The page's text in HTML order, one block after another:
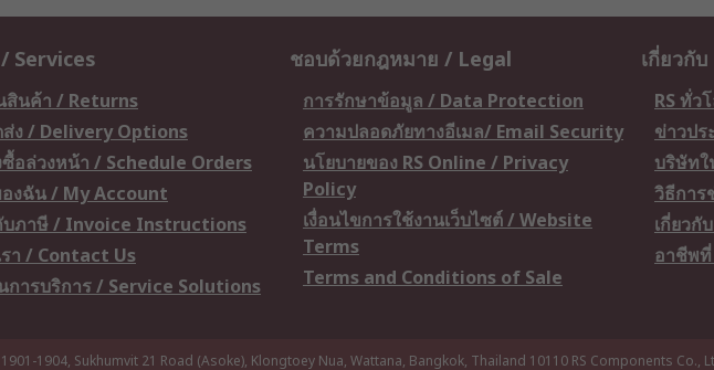
Services
สินค้า / Returns
ส่ง / Delivery Options
ซื้อล่วงหน้า / Schedule Orders
งฉัน / My Account
บภาษี / Invoice Instructions
รา / Contact Us
การบริการ / Service Solutions
ชอบด้วยกฎหมาย / Legal
การรักษาข้อมูล / Data Protection
ความปลอดภัยทางอีเมล/ Email Security
นโยบายของ RS Online / Privacy
Policy
เงื่อนไขการใช้งานเว็บไซต์ / Website
Terms
Terms and Conditions of Sale
เกี่ยวกั
RS ทั่ว
ข่าวป
บริษัทใ
วิธีการ
เกี่ยวกั
อาชีพที่
1904, Sukhumvit 21 Road (Asoke), Klongtoey Nua, Wattana, Bangkok, Thailand 10110 RS Components Co.,